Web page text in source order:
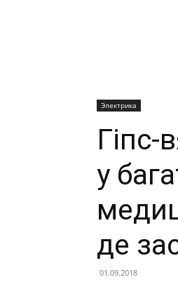
Электрика
у
де
01.09.2018